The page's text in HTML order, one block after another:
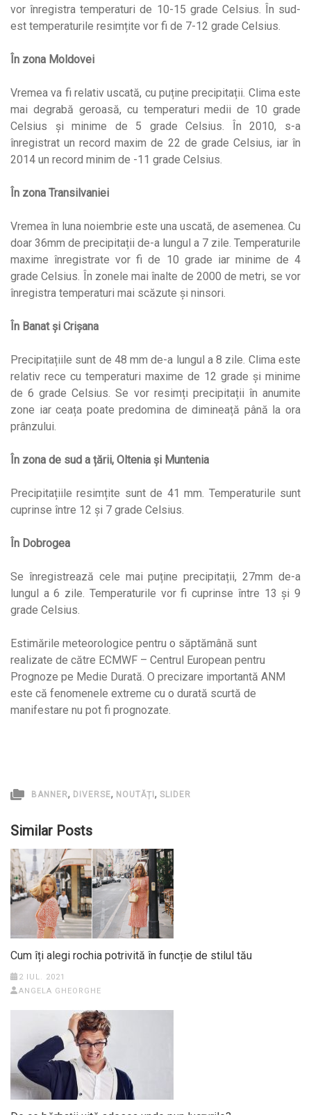
vor înregistra temperaturi de 10-15 grade Celsius. În sud-
est temperaturile resimțite vor fi de 7-12 grade Celsius.
În zona Moldovei
Vremea va fi relativ uscată, cu puține precipitații. Clima este
mai degrabă geroasă, cu temperaturi medii de 10 grade
Celsius și minime de 5 grade Celsius. În 2010, s-a
înregistrat un record maxim de 22 de grade Celsius, iar în
2014 un record minim de -11 grade Celsius.
În zona Transilvaniei
Vremea în luna noiembrie este una uscată, de asemenea. Cu
doar 36mm de precipitații de-a lungul a 7 zile. Temperaturile
maxime înregistrate vor fi de 10 grade iar minime de 4
grade Celsius. În zonele mai înalte de 2000 de metri, se vor
înregistra temperaturi mai scăzute și ninsori.
În Banat și Crișana
Precipitațiile sunt de 48 mm de-a lungul a 8 zile. Clima este
relativ rece cu temperaturi maxime de 12 grade și minime
de 6 grade Celsius. Se vor resimți precipitații în anumite
zone iar ceața poate predomina de dimineață până la ora
prânzului.
În zona de sud a țării, Oltenia și Muntenia
Precipitațiile resimțite sunt de 41 mm. Temperaturile sunt
cuprinse între 12 și 7 grade Celsius.
În Dobrogea
Se înregistrează cele mai puține precipitații, 27mm de-a
lungul a 6 zile. Temperaturile vor fi cuprinse între 13 și 9
grade Celsius.
Estimările meteorologice pentru o săptămână sunt
realizate de către ECMWF – Centrul European pentru
Prognoze pe Medie Durată. O precizare importantă ANM
este că fenomenele extreme cu o durată scurtă de
manifestare nu pot fi prognozate.
BANNER, DIVERSE, NOUTĂȚI, SLIDER
Similar Posts
Cum îți alegi rochia potrivită în funcție de stilul tău
2 IUL. 2021
ANGELA GHEORGHE